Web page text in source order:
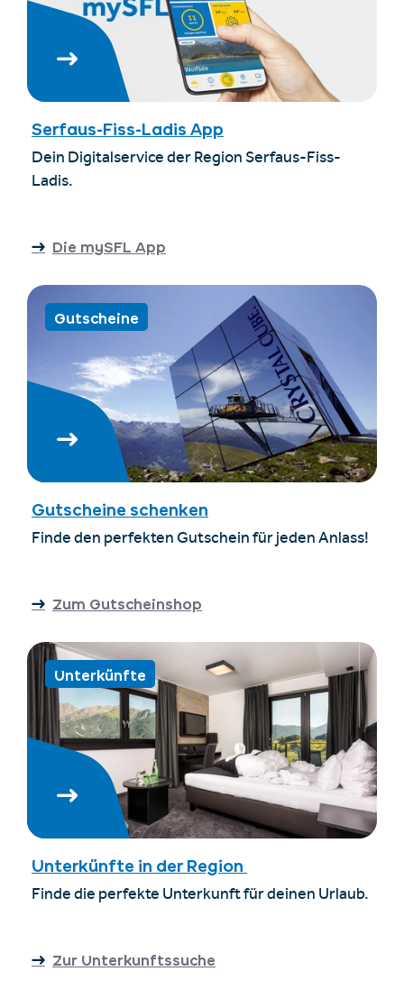
Deutsch
+43/5476/6239
info@serfaus-fiss-ladis.at
Serfaus-Fiss-Ladis App
Dein Digitalservice der Region Serfaus-Fiss-
Ladis.
Die mySFL App
Gutscheine
Gutscheine schenken
Finde den perfekten Gutschein für jeden Anlass!
Zum Gutscheinshop
Unterkünfte
Unterkünfte in der Region
Finde die perfekte Unterkunft für deinen Urlaub.
Zur Unterkunftssuche